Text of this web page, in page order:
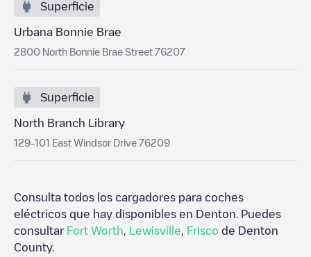
Superficie
Urbana Bonnie Brae
2800 North Bonnie Brae Street 76207
Superficie
North Branch Library
129-101 East Windsor Drive 76209
Consulta todos los cargadores para coches
eléctricos que hay disponibles en Denton . Puedes
consultar Fort Worth Lewisville Frisco de Denton
County.